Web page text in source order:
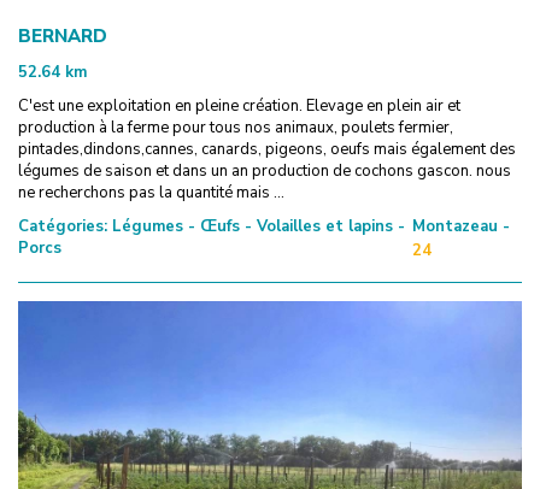
BERNARD
52.64 km
C'est une exploitation en pleine création. Elevage en plein air et
production à la ferme pour tous nos animaux, poulets fermier,
pintades,dindons,cannes, canards, pigeons, oeufs mais également des
légumes de saison et dans un an production de cochons gascon. nous
ne recherchons pas la quantité mais ...
Catégories: Légumes - Œufs - Volailles et lapins -
Porcs
Montazeau -
24